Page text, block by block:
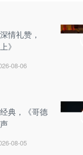
情礼赞，
》
08-06
典，《哥德
08-05